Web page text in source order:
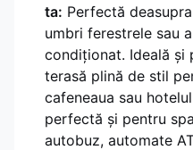
ta: Perfectă
umbri ferestrele sau
condiționat. Ideală și
terasă plină de stil
cafeneaua sau
perfectă și pentru
autobuz, automate